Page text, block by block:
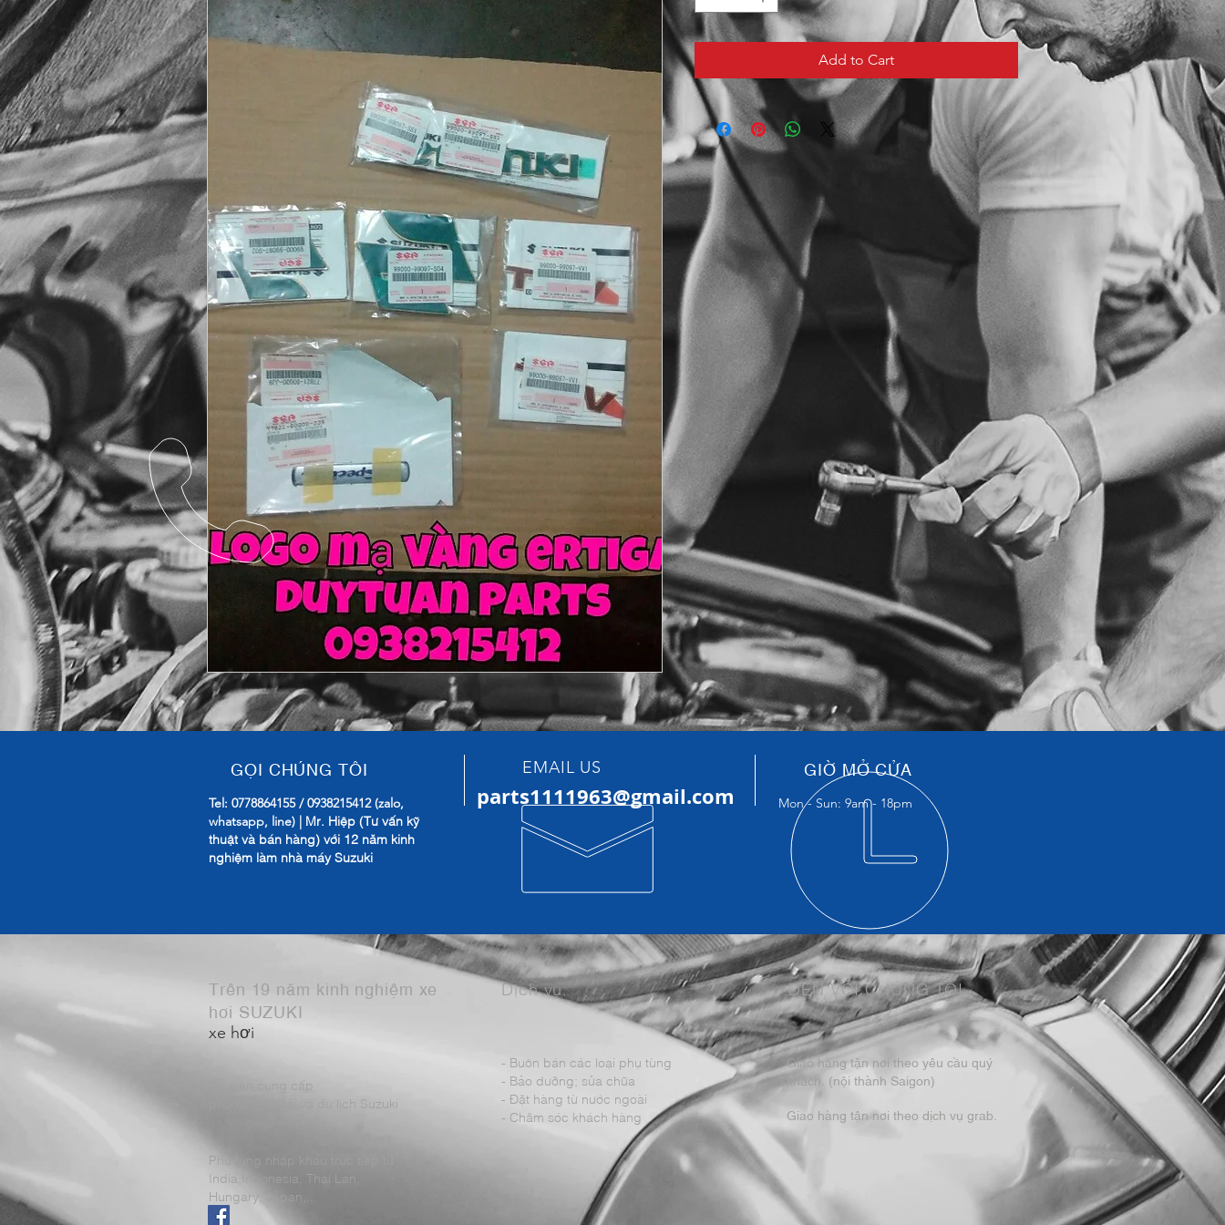
Add to Cart
GỌI CHÚNG TÔI
Tel: 0778864155 / 0938215412 (zalo,
whatsapp, line) | Mr. Hiệp (Tư vấn kỹ
thuật và bán hàng) với 12 năm kinh
nghiệm làm nhà máy Suzuki
EMAIL US
parts1111963@gmail.com
GIỜ MỞ CỬA
Mon - Sun: 9am - 18pm​
Trên 19 năm kinh nghiệm xe
hơi SUZUKI
xe hơi
Chuyên cung cấp
phụ tùng xe tải và du lịch Suzuki
Dịch vụ: ĐẾN VỚI CHÚNG TÔI
- Buôn bán các loại phụ tùng
- Bảo dưỡng; sửa chữa
- Đặt hàng từ nước ngoài
- Chăm sóc khách hàng
Giao hàng tận nơi theo yêu cầu quý
khách. (nội thành Saigon)
Giao hàng tận nơi theo dịch vụ grab.
Phụ tùng nhập khẩu trực tiếp từ
India,Indonesia, Thái Lan,
Hungary, Japan,...